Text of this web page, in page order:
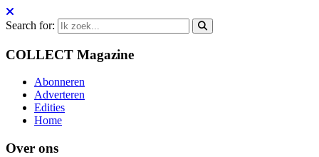
Search for:
COLLECT Magazine
Abonneren
Adverteren
Edities
Home
Over ons